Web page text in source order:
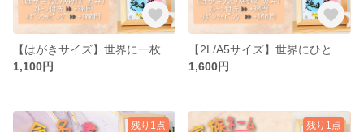
1,100円
1,600円
残り1点 残り1点